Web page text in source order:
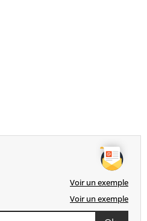
Voir un exemple
Voir un exemple